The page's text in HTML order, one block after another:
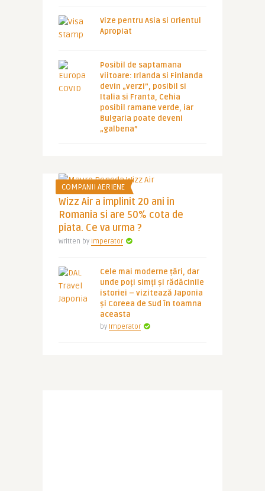
Vize pentru Asia si Orientul
Apropiat
Posibil de saptamana
viitoare: Irlanda si Finlanda
devin „verzi”, posibil si
Italia si Franta, Cehia
posibil ramane verde, iar
Bulgaria poate deveni
„galbena”
COMPANII AERIENE
Wizz Air a implinit 20 ani in
Romania si are 50% cota de
piata. Ce va urma ?
Written by Imperator
Cele mai moderne țări, dar
unde poți simți și rădăcinile
istoriei – vizitează Japonia
și Coreea de Sud în toamna
aceasta
by Imperator